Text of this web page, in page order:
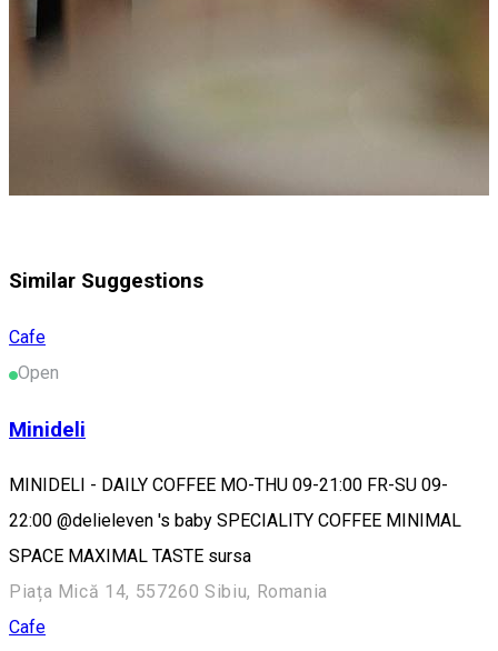
Similar Suggestions
Cafe
Open
Minideli
MINIDELI - DAILY COFFEE MO-THU 09-21:00 FR-SU 09-
22:00 @delieleven 's baby SPECIALITY COFFEE MINIMAL
SPACE MAXIMAL TASTE sursa
Piața Mică 14, 557260 Sibiu, Romania
Cafe